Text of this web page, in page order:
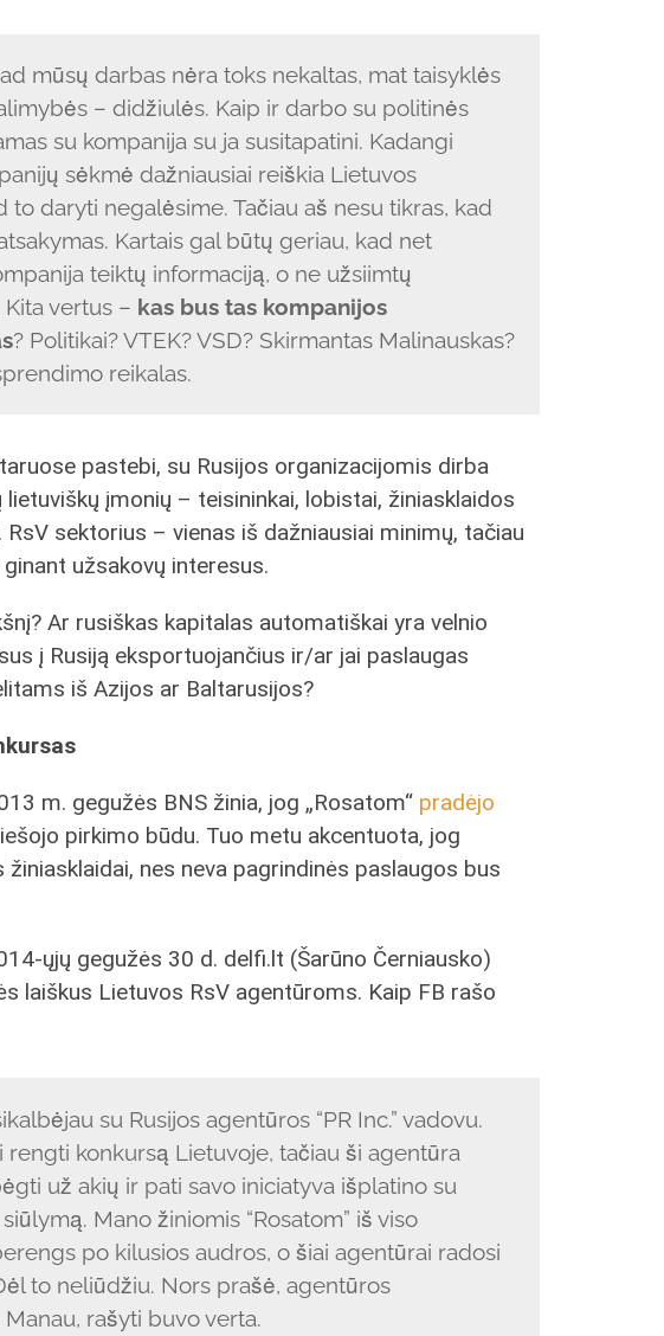
mūsų darbas nėra toks nekaltas, mat taisyklės
– didžiulės. Kaip ir darbo su politinės
su kompanija su ja susitapatini. Kadangi
sėkmė dažniausiai reiškia Lietuvos
to daryti negalėsime. Tačiau aš nesu tikras, kad
Kartais gal būtų geriau, kad net
teiktų informaciją, o ne užsiimtų
vertus – kas bus tas kompanijos
? Politikai? VTEK? VSD? Skirmantas Malinauskas?
reikalas.
pastebi, su Rusijos organizacijomis dirba
įmonių – teisininkai, lobistai, žiniasklaidos
sektorius – vienas iš dažniausiai minimų, tačiau
užsakovų interesus.
Ar rusiškas kapitalas automatiškai yra velnio
į Rusiją eksportuojančius ir/ar jai paslaugas
iš Azijos ar Baltarusijos?
m. gegužės BNS žinia, jog „Rosatom“ pradėjo
pirkimo būdu. Tuo metu akcentuota, jog
nes neva pagrindinės paslaugos bus
ųjų gegužės 30 d. delfi.lt (Šarūno Černiausko)
laiškus Lietuvos RsV agentūroms. Kaip FB rašo
su Rusijos agentūros “PR Inc.” vadovu.
rengti konkursą Lietuvoje, tačiau ši agentūra
už akių ir pati savo iniciatyva išplatino su
Mano žiniomis “Rosatom” iš viso
po kilusios audros, o šiai agentūrai radosi
to neliūdžiu. Nors prašė, agentūros
rašyti buvo verta.